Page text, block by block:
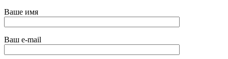
Ваше имя
Ваш e-mail